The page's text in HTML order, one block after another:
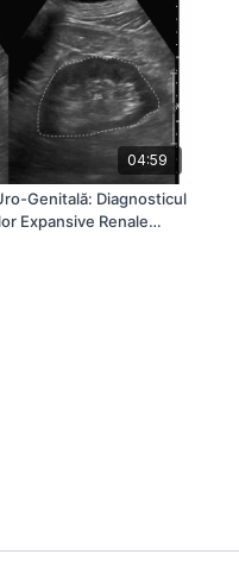
04:59
Genitală: Diagnosticul
Expansive Renale